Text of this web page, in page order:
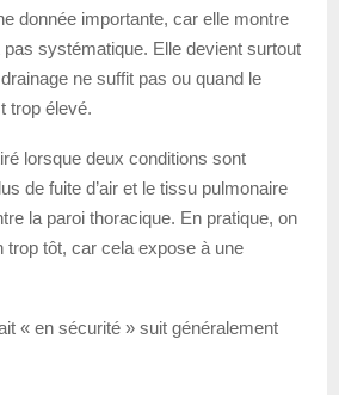
donnée importante, car elle montre
pas systématique. Elle devient surtout
ne suffit pas ou quand le
trop élevé.
lorsque deux conditions sont
de fuite d’air et le tissu pulmonaire
la paroi thoracique. En pratique, on
trop tôt, car cela expose à une
« en sécurité » suit généralement